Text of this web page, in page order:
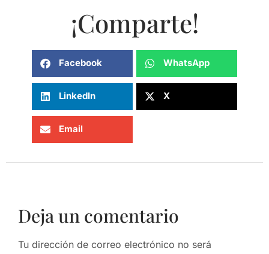
¡Comparte!
Facebook WhatsApp
LinkedIn X
Email
Deja un comentario
Tu dirección de correo electrónico no será